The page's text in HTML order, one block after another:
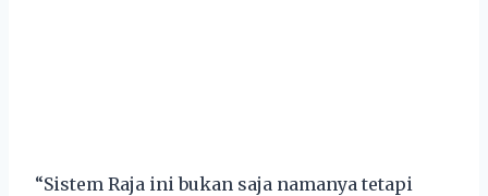
“Sistem Raja ini bukan saja namanya tetapi